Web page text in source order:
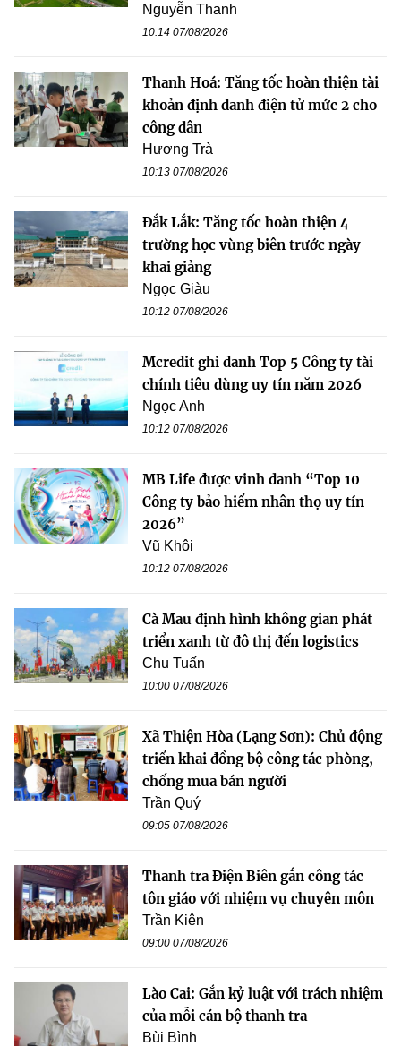
Nguyễn Thanh
10:14 07/08/2026
Thanh Hoá: Tăng tốc hoàn thiện tài
khoản định danh điện tử mức 2 cho
công dân
Hương Trà
10:13 07/08/2026
Đắk Lắk: Tăng tốc hoàn thiện 4
trường học vùng biên trước ngày
khai giảng
Ngọc Giàu
10:12 07/08/2026
Mcredit ghi danh Top 5 Công ty tài
chính tiêu dùng uy tín năm 2026
Ngọc Anh
10:12 07/08/2026
MB Life được vinh danh “Top 10
Công ty bảo hiểm nhân thọ uy tín
2026”
Vũ Khôi
10:12 07/08/2026
Cà Mau định hình không gian phát
triển xanh từ đô thị đến logistics
Chu Tuấn
10:00 07/08/2026
Xã Thiện Hòa (Lạng Sơn): Chủ động
triển khai đồng bộ công tác phòng,
chống mua bán người
Trần Quý
09:05 07/08/2026
Thanh tra Điện Biên gắn công tác
tôn giáo với nhiệm vụ chuyên môn
Trần Kiên
09:00 07/08/2026
Lào Cai: Gắn kỷ luật với trách nhiệm
của mỗi cán bộ thanh tra
Bùi Bình